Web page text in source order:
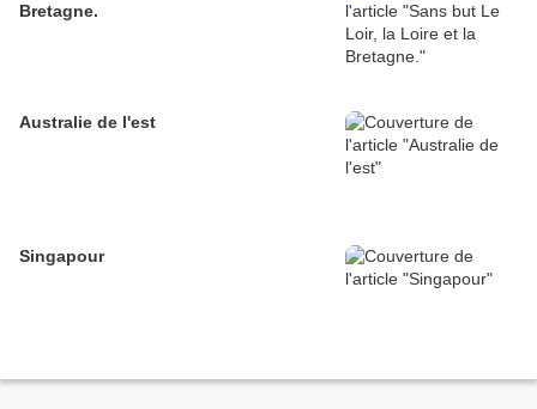
Bretagne.
Australie de l'est
Singapour